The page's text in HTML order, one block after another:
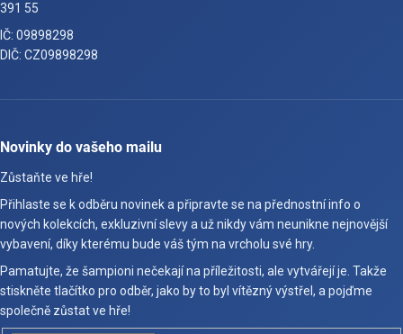
391 55
IČ: 09898298
DIČ: CZ09898298
Novinky do vašeho mailu
Zůstaňte ve hře!
Přihlaste se k odběru novinek a připravte se na přednostní info o
nových kolekcích, exkluzivní slevy a už nikdy vám neunikne nejnovější
vybavení, díky kterému bude váš tým na vrcholu své hry.
Pamatujte, že šampioni nečekají na příležitosti, ale vytvářejí je. Takže
stiskněte tlačítko pro odběr, jako by to byl vítězný výstřel, a pojďme
společně zůstat ve hře!